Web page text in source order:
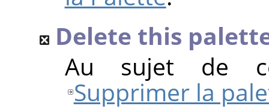
Delete this
Au sujet de
Supprimer la